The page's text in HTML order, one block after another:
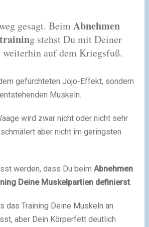
gesagt. Beim Abnehmen
g stehst Du mit Deiner
weiterhin auf dem Kriegsfuß.
gefürchteten Jojo-Effekt, sondern
Muskeln.
wird zwar nicht oder nicht sehr
aber nicht im geringsten
werden, dass Du beim Abnehmen
Deine Muskelpartien definierst.
das Training Deine Muskeln an
aber Dein Körperfett deutlich